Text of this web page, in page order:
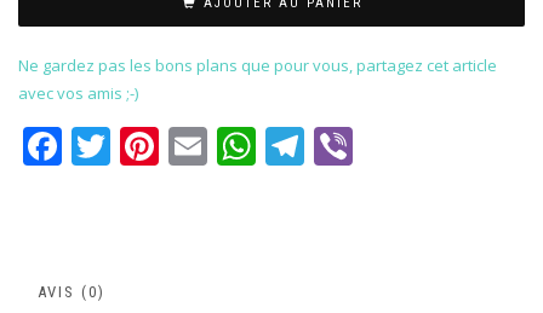
AJOUTER AU PANIER
Ne gardez pas les bons plans que pour vous, partagez cet article
avec vos amis ;-)
Facebook
Twitter
Pinterest
EmailWhatsApp
Telegram
AVIS (0)